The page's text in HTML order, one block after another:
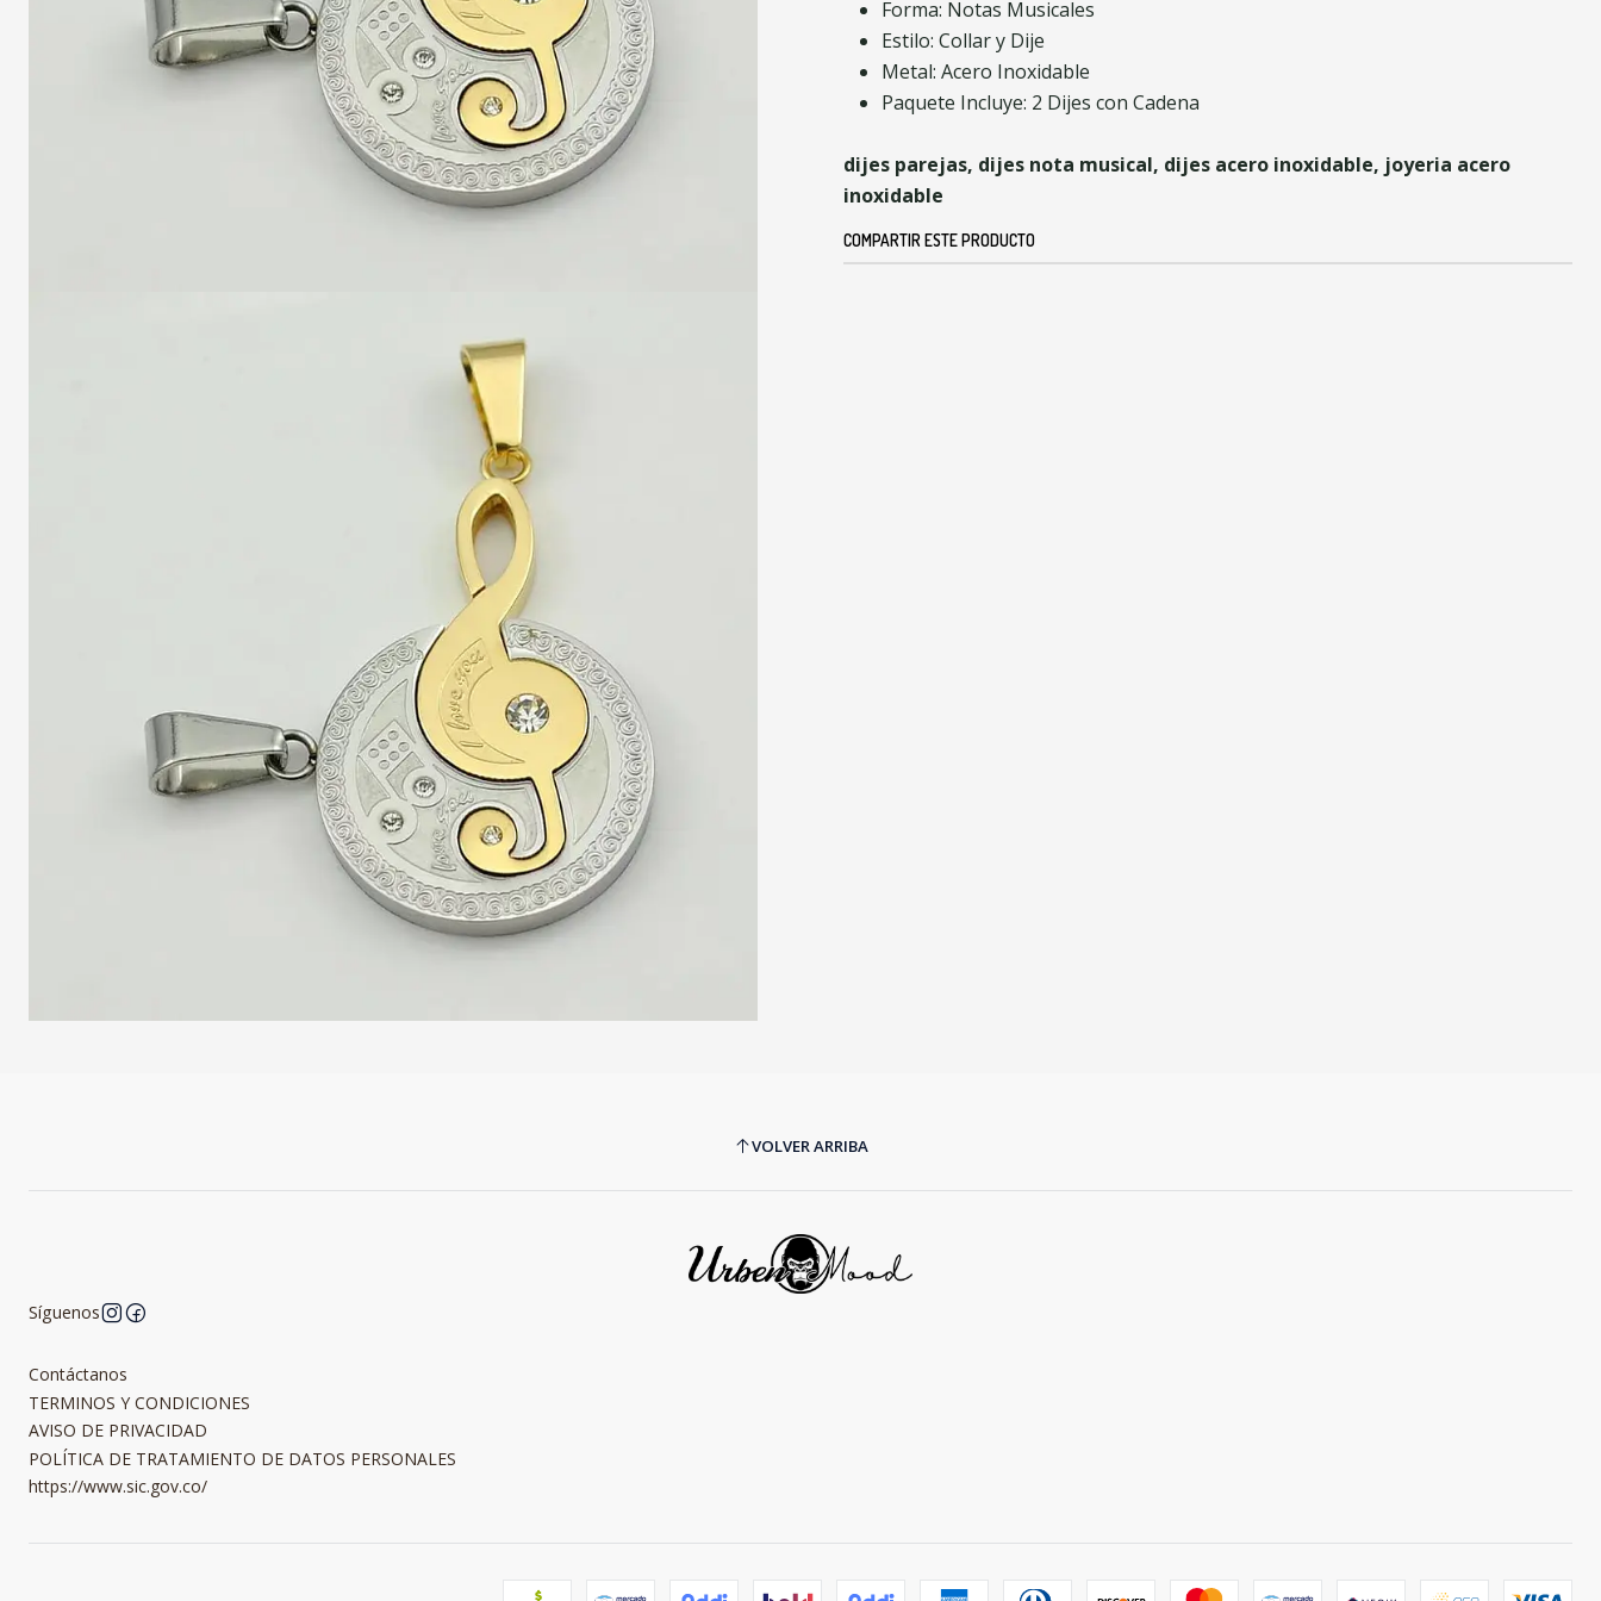
Forma: Notas Musicales
Estilo: Collar y Dije
Metal: Acero Inoxidable
Paquete Incluye: 2 Dijes con Cadena
dijes parejas, dijes nota musical, dijes acero inoxidable, joyeria acero
inoxidable
COMPARTIR ESTE PRODUCTO
VOLVER ARRIBA
Síguenos
Contáctanos
TERMINOS Y CONDICIONES
AVISO DE PRIVACIDAD
POLÍTICA DE TRATAMIENTO DE DATOS PERSONALES
https://www.sic.gov.co/